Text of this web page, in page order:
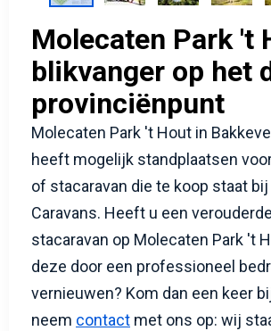
Molecaten Park 't
blikvanger op het
provinciënpunt
Molecaten Park 't Hout in
heeft mogelijk standplaatsen
of stacaravan die te koop staat
Caravans. Heeft u een
stacaravan op Molecaten Park 't
deze door een professioneel
vernieuwen? Kom dan een keer
neem contact met ons op: wij